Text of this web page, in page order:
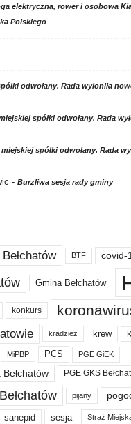
elektryczna, rower i osobowa
Polskiego
odwołany. Rada wyłoniła
spółki odwołany. Rada
spółki odwołany. Rada
- Burzliwa sesja rady gminy
Bełchatów BTF covid-
Gmina Bełchatów
konkurs
kradzież krew
MiPBP PCS PGE GiEK
PGE GKS
pijany
sanepid sesja Straż